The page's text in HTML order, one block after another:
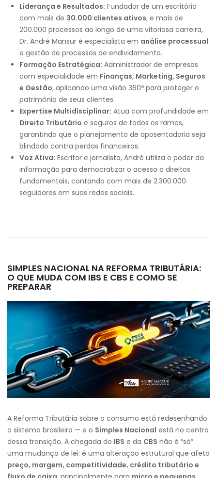
Liderança e Resultados: Fundador de um escritório
com mais de 30.000 clientes ativos, e mais de
200.000 processos ao longo de uma vitoriosa carreira,
Dr. André Mansur é especialista em análise processual
e gestão de processos de endividamento.
Formação Estratégica: Administrador de empresas
com especialidade em Finanças, Marketing, Seguros
e Gestão, aplicando uma visão 360º para proteger o
patrimônio de seus clientes.
Expertise Multidisciplinar: Atua com profundidade em
Direito Tributário e seguros de todos os ramos,
garantindo que o planejamento de aposentadoria seja
blindado contra perdas financeiras.
Voz Ativa: Escritor e jornalista, André utiliza o poder da
informação para democratizar o acesso a direitos
fundamentais, contando com mais de 2.300.000
seguidores em suas redes sociais.
SIMPLES NACIONAL NA REFORMA TRIBUTÁRIA:
O QUE MUDA COM IBS E CBS E COMO SE
PREPARAR
A Reforma Tributária sobre o consumo está redesenhando
o sistema brasileiro — e o Simples Nacional está no centro
dessa transição. A chegada do IBS e da CBS não é “só”
uma mudança de lei: é uma alteração estrutural que afeta
preço, margem, competitividade, crédito tributário e